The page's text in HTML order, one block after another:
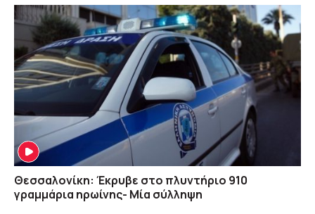
Θεσσαλονίκη: Έκρυβε στο πλυντήριο 910
γραμμάρια ηρωίνης- Μία σύλληψη